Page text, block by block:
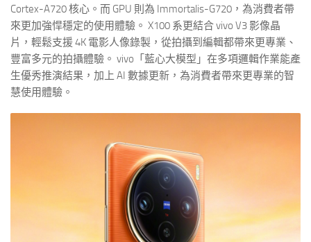
Cortex-A720 核心。而 GPU 則為 Immortalis-G720，為消費者帶
來更加強悍穩定的使用體驗。 X100 系更結合 vivo V3 影像晶
片，輕鬆支援 4K 電影人像錄製，從拍攝到編輯都帶來更專業、
豐富多元的拍攝體驗。 vivo「藍心大模型」在多項邏輯作業能產
生優秀推演結果，加上 AI 數據更新，為消費者帶來更專業的智
慧使用體驗。